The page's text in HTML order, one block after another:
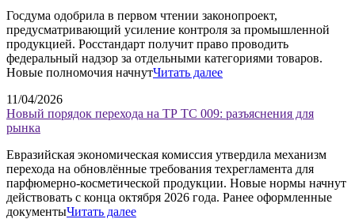
Госдума одобрила в первом чтении законопроект,
предусматривающий усиление контроля за промышленной
продукцией. Росстандарт получит право проводить
федеральный надзор за отдельными категориями товаров.
Новые полномочия начнутЧитать далее
11/04/2026
Новый порядок перехода на ТР ТС 009: разъяснения для
рынка
Евразийская экономическая комиссия утвердила механизм
перехода на обновлённые требования техрегламента для
парфюмерно-косметической продукции. Новые нормы начнут
действовать с конца октября 2026 года. Ранее оформленные
документыЧитать далее